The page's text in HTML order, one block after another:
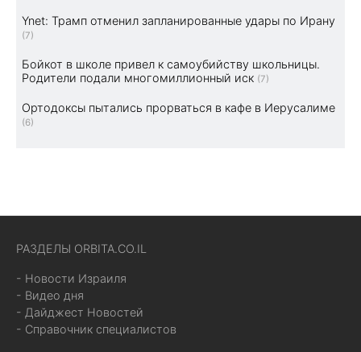
Ynet: Трамп отменил запланированные удары по Ирану
(7)
Бойкот в школе привел к самоубийству школьницы.
Родители подали многомиллионный иск (7)
Ортодоксы пытались прорваться в кафе в Иерусалиме
(6)
РАЗДЕЛЫ ORBITA.CO.IL
- Новости Израиля
- Видео дня
- Дайджест Новостей
- Справочник специалистов